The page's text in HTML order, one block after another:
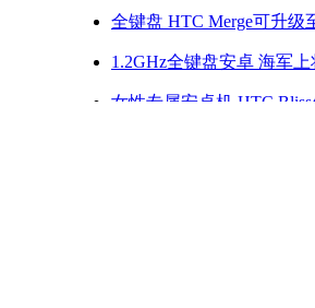
全键盘 HTC Merge可升级
1.2GHz全键盘安卓 海军
女性专属安卓机 HTC